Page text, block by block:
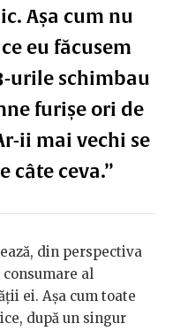
Așa cum nu
eu făcusem
urile schimbau
furișe ori de
ii mai vechi se
câte ceva.”
din perspectiva
al
ei. Așa cum toate
după un singur